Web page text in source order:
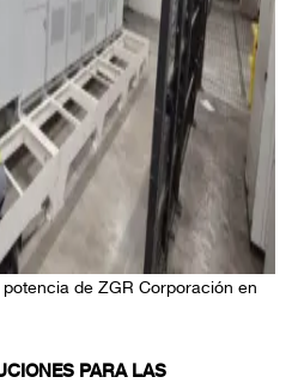
de ZGR Corporación en
PARA LAS